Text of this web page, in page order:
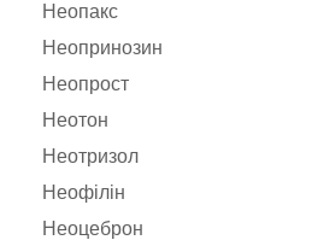
Неопакс
Неопринозин
Неопрост
Неотон
Неотризол
Неофілін
Неоцеброн